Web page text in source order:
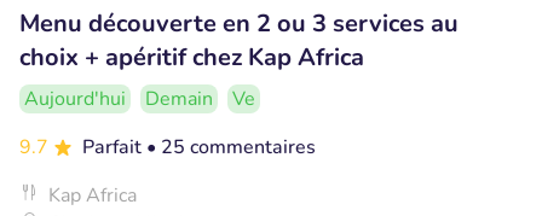
Menu découverte en 2 ou 3 services au
choix + apéritif chez Kap Africa
Aujourd'hui Demain
Ve
9.7
Parfait • 25 commentaires
Kap Africa